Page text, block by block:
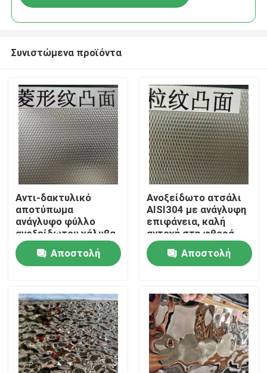
Σπίτι
Προϊόντα
Βίντεο
Σχετικά με εμάς
Συνιστώμενα προϊόντα
Αντι-δακτυλικό
αποτύπωμα
ανάγλυφο φύλλο
ανοξείδωτου χάλυβα
AISI304 με πάχος 0,4
- 3,0 mm για
αρχιτεκτονικές
Αποστολή
Ανοξείδωτο ατσάλι
AISI304 με ανάγλυφη
επιφάνεια, καλή
αντοχή στη φθορά
και ανάγλυφη
επιφάνεια για
διακοσμητικές
Αποστολή